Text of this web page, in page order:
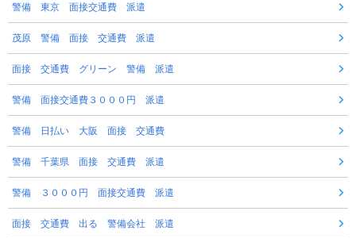
警備 東京 面接交通費 派遣
茂原 警備 面接 交通費 派遣
面接 交通費 グリーン 警備 派遣
警備 面接交通費３０００円 派遣
警備 日払い 大阪 面接 交通費
警備 千葉県 面接 交通費 派遣
警備 ３０００円 面接交通費 派遣
面接 交通費 出る 警備会社 派遣